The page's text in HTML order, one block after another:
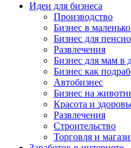
Идеи для бизнеса
Производство
Бизнес в
Бизнес для
Развлечения
Бизнес для мам в
Бизнес как
Автобизнес
Бизнес на
Красота и
Развлечения
Строительство
Торговля и